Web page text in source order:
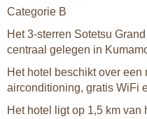
Categorie B
Het 3-sterren Sotetsu
centraal gelegen in
Het hotel beschikt over een
airconditioning, gratis WiFi
Het hotel ligt op 1,5 km van